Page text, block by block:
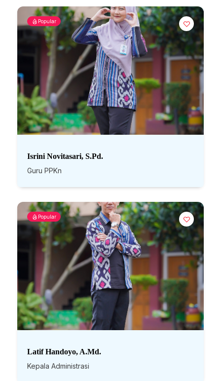
Popular
Isrini Novitasari, S.Pd.
Guru PPKn
Popular
Latif Handoyo, A.Md.
Kepala Administrasi